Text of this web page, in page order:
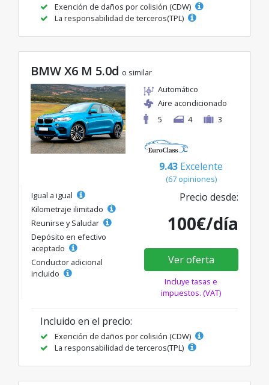
Exención de daños por colisión (CDW)
La responsabilidad de terceros(TPL)
BMW X6 M 5.0d o similar
Automático
Aire acondicionado
5
4 3
9.43 Excelente
(67 opiniones)
Igual a igual
Kilometraje ilimitado
Reunirse y Saludar
Depósito en efectivo
aceptado
Conductor adicional
incluido
Precio desde:
100€/día
Ver oferta
Incluye tasas e
impuestos. (VAT)
Incluido en el precio:
Exención de daños por colisión (CDW)
La responsabilidad de terceros(TPL)